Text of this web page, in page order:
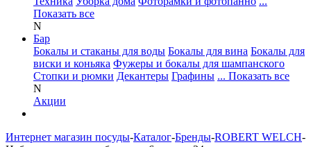
Показать все
N
Бар
Бокалы и стаканы для воды Бокалы для вина Бокалы для
виски и коньяка Фужеры и бокалы для шампанского
Стопки и рюмки Декантеры Графины ... Показать все
N
Акции
Интернет магазин посуды-Каталог-Бренды-ROBERT WELCH-